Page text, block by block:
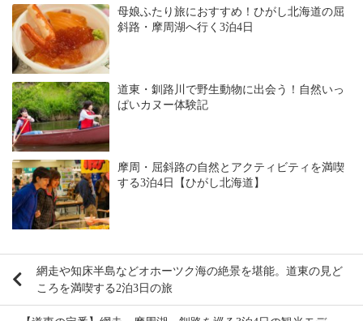
母娘ふたり旅におすすめ！ひがし北海道の屈
斜路・摩周湖へ行く3泊4日
道東・釧路川で野生動物に出会う！自然いっ
ぱいカヌー体験記
摩周・屈斜路の自然とアクティビティを満喫
する3泊4日【ひがし北海道】
網走や知床半島などオホーツク海の絶景を堪能。道東の見ど
ころを満喫する2泊3日の旅